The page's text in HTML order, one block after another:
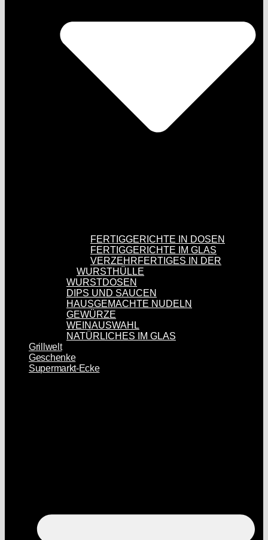
FERTIGGERICHTE IN DOSEN
FERTIGGERICHTE IM GLAS
VERZEHRFERTIGES IN DER
WURSTHÜLLE
WURSTDOSEN
DIPS UND SAUCEN
HAUSGEMACHTE NUDELN
GEWÜRZE
WEINAUSWAHL
NATÜRLICHES IM GLAS
Grillwelt
Geschenke
Supermarkt-Ecke